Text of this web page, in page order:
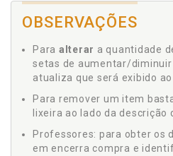
OBSERVAÇÕES
Para alterar a quantidade
setas de aumentar/
atualiza que será exibido
Para remover um item
lixeira ao lado da descrição
Professores: para obter os
em encerra compra e